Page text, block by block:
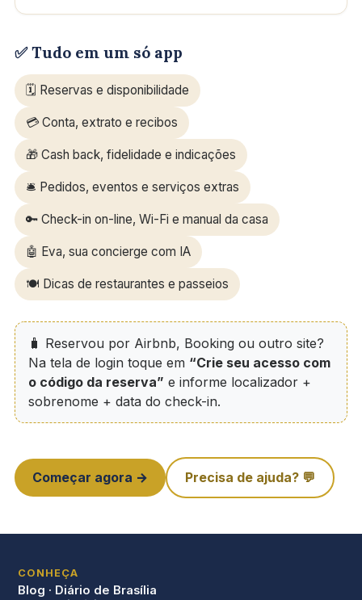
✅ Tudo em um só app
🗓️ Reservas e disponibilidade
💳 Conta, extrato e recibos
🎁 Cash back, fidelidade e indicações
🛎️ Pedidos, eventos e serviços extras
🔑 Check-in on-line, Wi-Fi e manual da casa
🤖 Eva, sua concierge com IA
🍽️ Dicas de restaurantes e passeios
🧳 Reservou por Airbnb, Booking ou outro site?
Na tela de login toque em “Crie seu acesso com
o código da reserva” e informe localizador +
sobrenome + data do check-in.
Começar agora → Precisa de ajuda? 💬
CONHEÇA
Blog · Diário de Brasília